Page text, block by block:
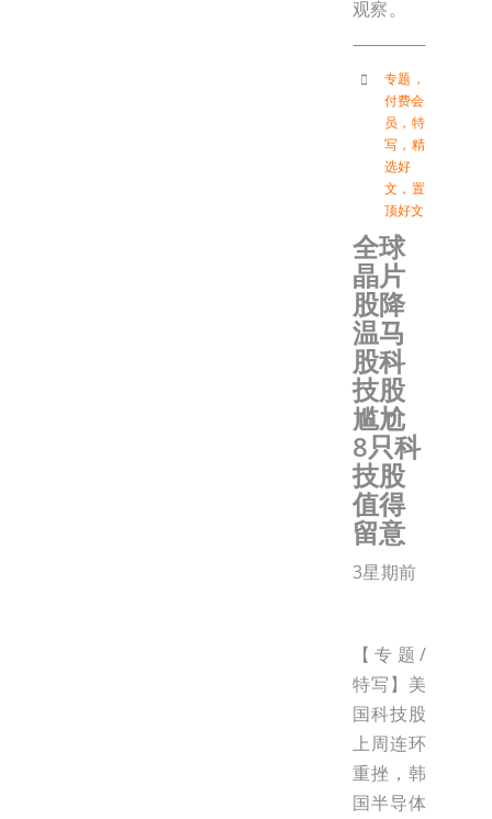
观察。
专题 ，
付费会
员 ， 特
写 ， 精
选好
文 ， 置
顶好文
全球
晶片
股降
温马
股科
技股
尴尬
8只科
技股
值得
留意
3星期前
【专题/
特写】美
国科技股
上周连环
重挫，韩
国半导体